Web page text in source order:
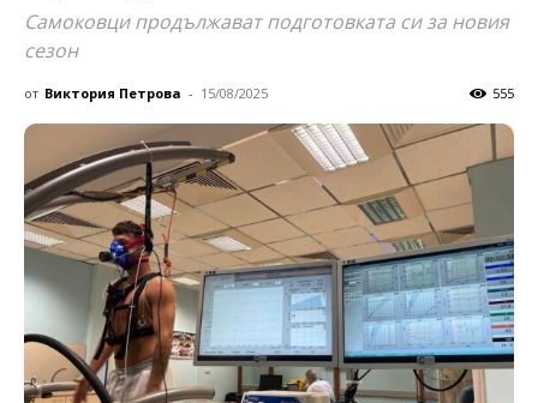
Самоковци продължават подготовката си за новия
сезон
от Виктория Петрова - 15/08/2025 555